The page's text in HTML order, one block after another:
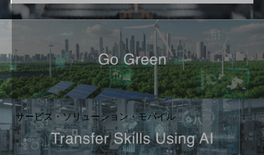
地域社会を支える皆さまと地域課題の解決や
地域経済のさらなる活性化に取り組みます
自治体・地域社会との共創
LGPF(Local Government Platform)
別ウィンドウで開きます
サービス・ソリューション・モバイル
サービス・ソリューションTOP
DXに関する課題を解決する